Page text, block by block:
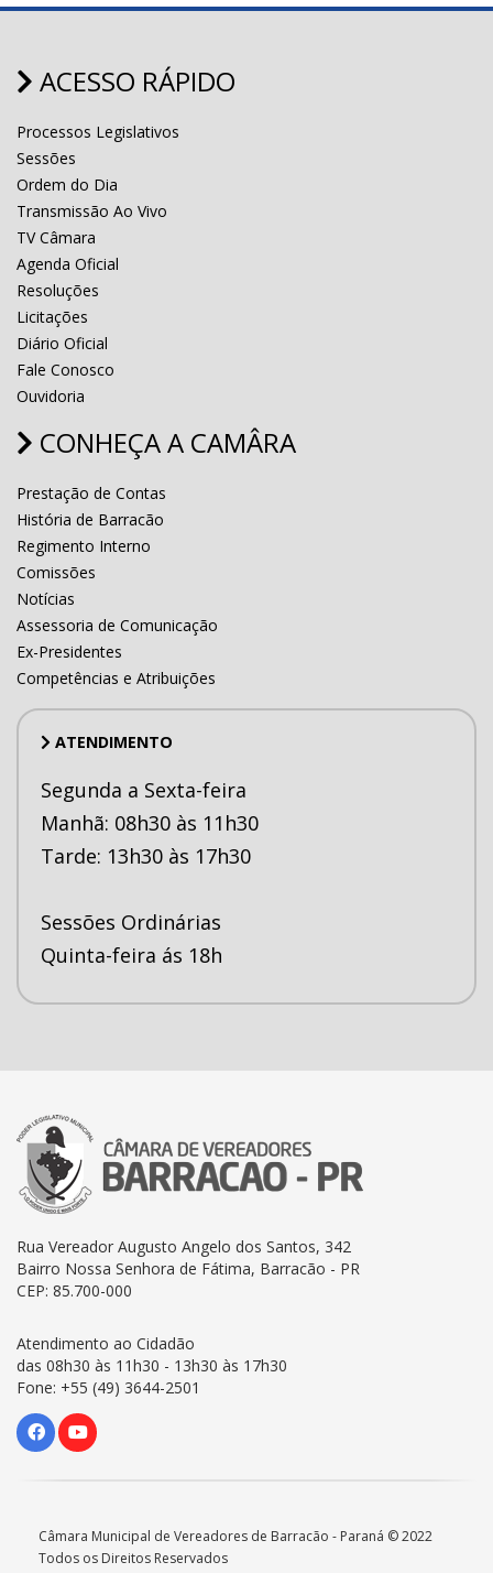
ACESSO RÁPIDO
Processos Legislativos
Sessões
Ordem do Dia
Transmissão Ao Vivo
TV Câmara
Agenda Oficial
Resoluções
Licitações
Diário Oficial
Fale Conosco
Ouvidoria
CONHEÇA A CAMÂRA
Prestação de Contas
História de Barracão
Regimento Interno
Comissões
Notícias
Assessoria de Comunicação
Ex-Presidentes
Competências e Atribuições
ATENDIMENTO
Segunda a Sexta-feira
Manhã: 08h30 às 11h30
Tarde: 13h30 às 17h30
Sessões Ordinárias
Quinta-feira ás 18h
Rua Vereador Augusto Angelo dos Santos, 342
Bairro Nossa Senhora de Fátima, Barracão - PR
CEP: 85.700-000
Atendimento ao Cidadão
das 08h30 às 11h30 - 13h30 às 17h30
Fone: +55 (49) 3644-2501
Câmara Municipal de Vereadores de Barracão - Paraná © 2022
Todos os Direitos Reservados